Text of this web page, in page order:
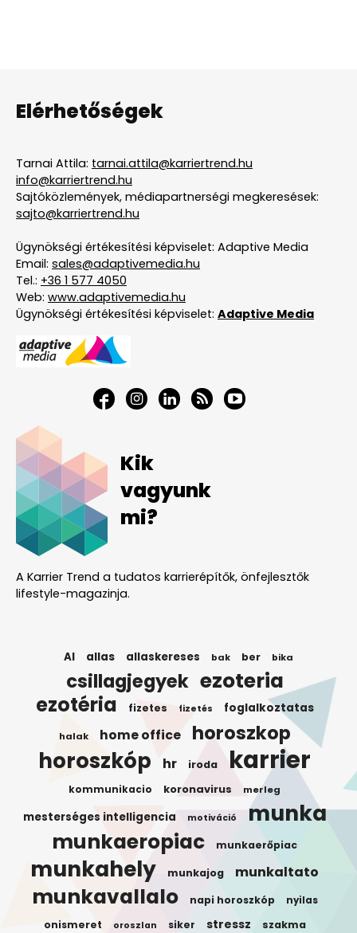
Elérhetőségek
Tarnai Attila: tarnai.attila@karriertrend.hu
info@karriertrend.hu
Sajtóközlemények, médiapartnerségi megkeresések:
sajto@karriertrend.hu
Ügynökségi értékesítési képviselet: Adaptive Media
Email: sales@adaptivemedia.hu
Tel.: +36 1 577 4050
Web: www.adaptivemedia.hu
Ügynökségi értékesítési képviselet: Adaptive Media
Kik
vagyunk
mi?
A Karrier Trend a tudatos karrierépítők, önfejlesztők
lifestyle-magazinja.
AI allas allaskereses bak ber bika
csillagjegyek ezoteria
ezotéria fizetes fizetés foglalkoztatas
halak home office horoszkop
horoszkóp hr iroda karrier
kommunikacio koronavirus merleg
mesterséges intelligencia motiváció munka
munkaeropiac munkaerőpiac
munkahely munkajog munkaltato
munkavallalo napi horoszkóp nyilas
onismeret oroszlan siker stressz szakma